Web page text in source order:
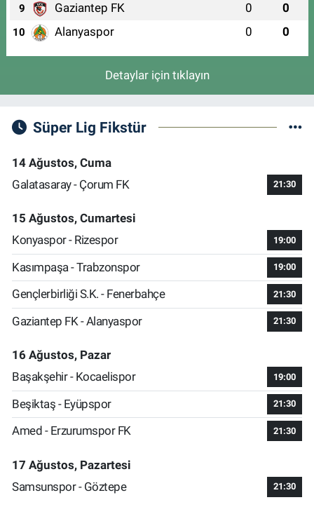
9 Gaziantep FK 0 0
10 Alanyaspor 0 0
Detaylar için tıklayın
Süper Lig Fikstür
14 Ağustos, Cuma
Galatasaray - Çorum FK
21:30
15 Ağustos, Cumartesi
Konyaspor - Rizespor
19:00
Kasımpaşa - Trabzonspor 19:00
Gençlerbirliği S.K. - Fenerbahçe 21:30
Gaziantep FK - Alanyaspor 21:30
16 Ağustos, Pazar
Başakşehir - Kocaelispor
19:00
Beşiktaş - Eyüpspor 21:30
Amed - Erzurumspor FK 21:30
17 Ağustos, Pazartesi
Samsunspor - Göztepe
21:30